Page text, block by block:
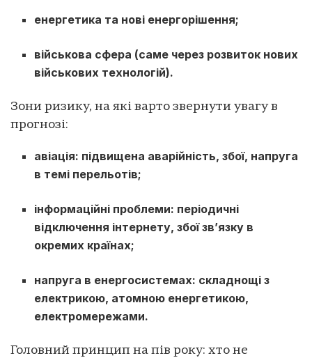
енергетика та нові енергорішення;
військова сфера (саме через розвиток нових
військових технологій).
Зони ризику, на які варто звернути увагу в
прогнозі:
авіація: підвищена аварійність, збої, напруга
в темі перельотів;
інформаційні проблеми: періодичні
відключення інтернету, збої зв’язку в
окремих країнах;
напруга в енергосистемах: складнощі з
електрикою, атомною енергетикою,
електромережами.
Головний принцип на пів року: хто не